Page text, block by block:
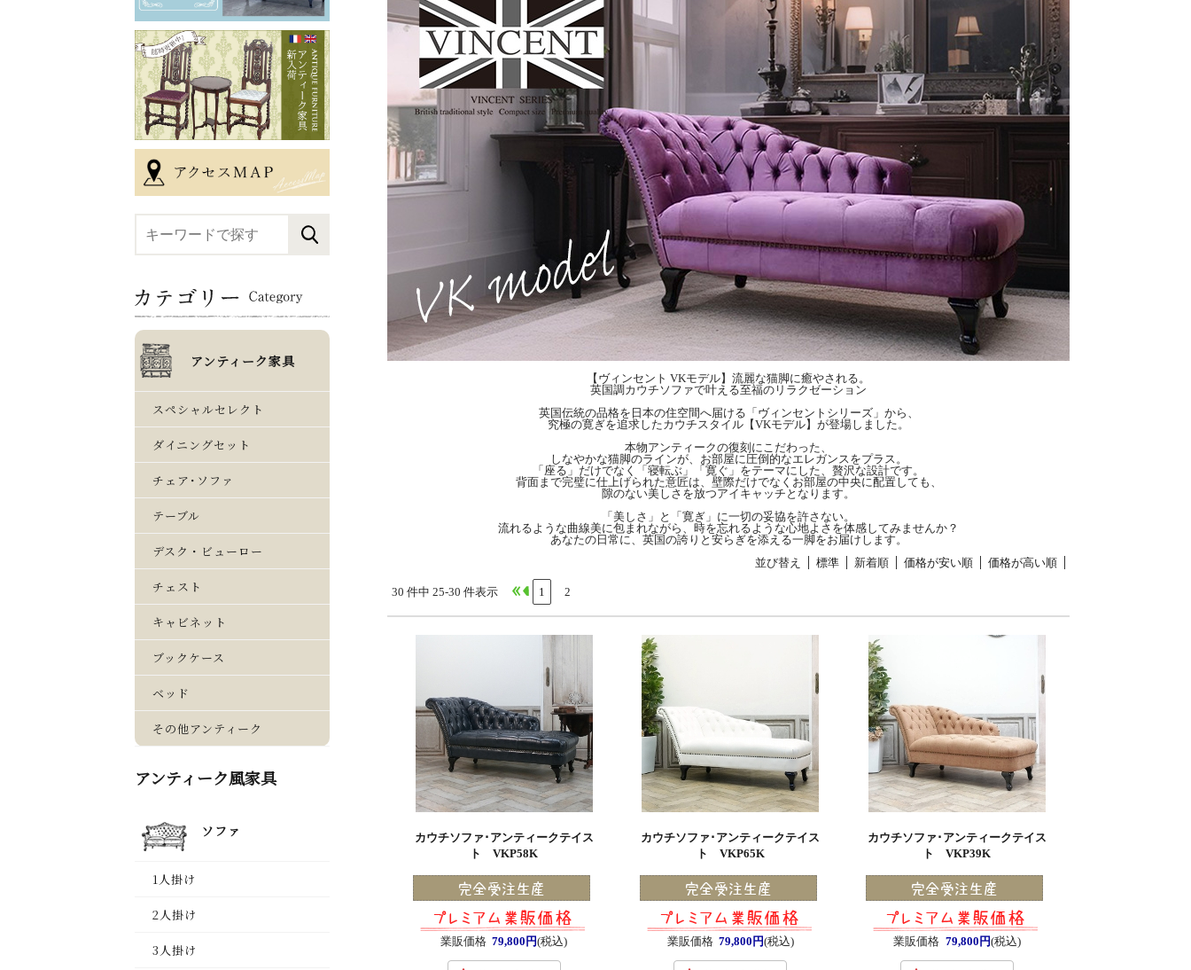
【ヴィンセント VKモデル】流麗な猫脚に癒やされる。
英国調カウチソファで叶える至福のリラクゼーション
英国伝統の品格を日本の住空間へ届ける「ヴィンセントシリーズ」から、
究極の寛ぎを追求したカウチスタイル【VKモデル】が登場しました。
本物アンティークの復刻にこだわった、
しなやかな猫脚のラインが、お部屋に圧倒的なエレガンスをプラス。
「座る」だけでなく「寝転ぶ」「寛ぐ」をテーマにした、贅沢な設計です。
背面まで完璧に仕上げられた意匠は、壁際だけでなくお部屋の中央に配置しても、
隙のない美しさを放つアイキャッチとなります。
「美しさ」と「寛ぎ」に一切の妥協を許さない。
流れるような曲線美に包まれながら、時を忘れるような心地よさを体感してみませんか？
あなたの日常に、英国の誇りと安らぎを添える一脚をお届けします。
並び替え
標準 新着順 価格が安い順 価格が高い順
30 件中 25-30 件表示 1 2
カウチソファ･アンティークテイス
ト VKP58K
業販価格 79,800円(税込)
カウチソファ･アンティークテイス
ト VKP65K
業販価格 79,800円(税込)
カウチソファ･アンティークテイス
ト VKP39K
業販価格 79,800円(税込)